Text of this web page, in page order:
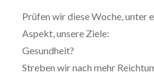
Prüfen wir diese Woche, unter
Aspekt, unsere Ziele:
Gesundheit?
Streben wir nach mehr